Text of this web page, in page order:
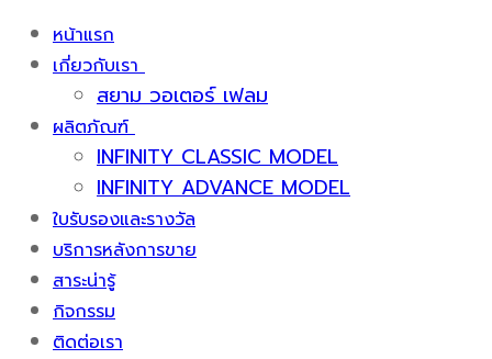
หน้าแรก
เกี่ยวกับเรา
สยาม วอเตอร์ เฟลม
ผลิตภัณฑ์
INFINITY CLASSIC MODEL
INFINITY ADVANCE MODEL
ใบรับรองและรางวัล
บริการหลังการขาย
สาระน่ารู้
กิจกรรม
ติดต่อเรา